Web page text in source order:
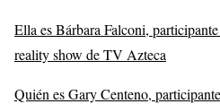
Ella es Bárbara Falconi,
reality show de TV Azteca
Quién es Gary Centeno,